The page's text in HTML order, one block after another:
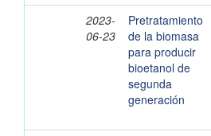
2023-
06-23
Pretratamiento
de la biomasa
para producir
bioetanol de
segunda
generación